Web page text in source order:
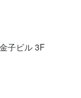
べられることも
子ビル 3F